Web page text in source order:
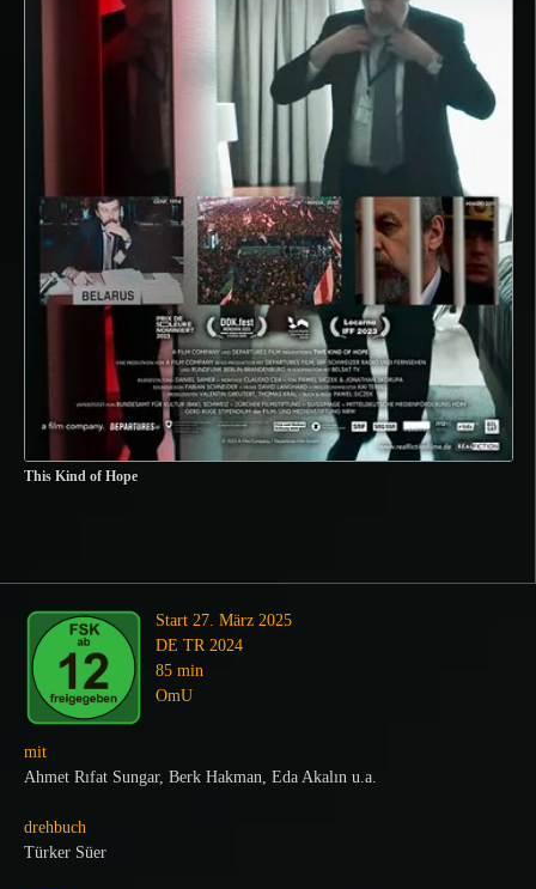
This Kind of Hope
Start 27. März 2025
DE TR 2024
85 min
OmU
mit
Ahmet Rıfat Sungar, Berk Hakman, Eda Akalın u.a.
drehbuch
Türker Süer